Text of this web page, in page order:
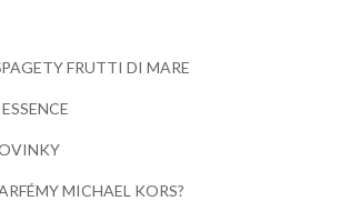
FRUTTI DI MARE
MICHAEL KORS?